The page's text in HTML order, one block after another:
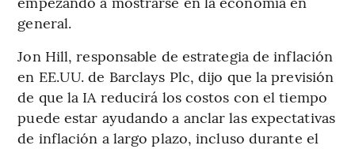
general.
Jon Hill, responsable de estrategia de inflación
en EE.UU. de Barclays Plc, dijo que la previsión
de que la IA reducirá los costos con el tiempo
puede estar ayudando a anclar las expectativas
de inflación a largo plazo, incluso durante el